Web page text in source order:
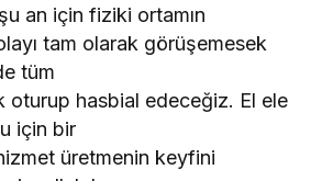
an için fiziki ortamın
tam olarak görüşemesek
tüm
oturup hasbial edeceğiz. El ele
için bir
üretmenin keyfini